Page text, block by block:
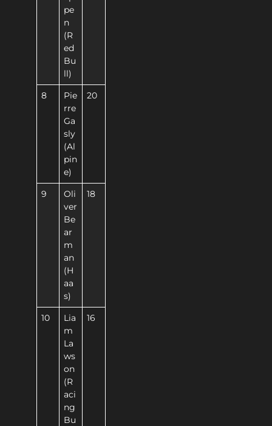
pe
n
(R
ed
Bu
ll)
8
Pie
rre
Ga
sly
(Al
pin
e)
20
9
Oli
ver
Be
ar
m
an
(H
aa
s)
18
10
Lia
m
La
ws
on
(R
aci
ng
Bu
16